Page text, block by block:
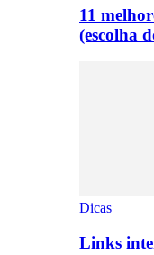
11
(escolha
Dicas
Links